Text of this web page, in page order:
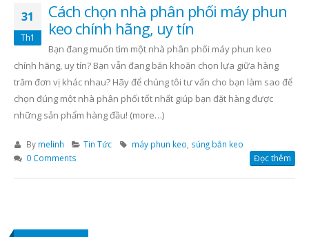
31
Th1
Cách chọn nhà phân phối máy phun
keo chính hãng, uy tín
Bạn đang muốn tìm một nhà phân phối máy phun keo
chính hãng, uy tín? Bạn vẫn đang băn khoăn chọn lựa giữa hàng
trăm đơn vị khác nhau? Hãy để chúng tôi tư vấn cho bạn làm sao để
chọn đúng một nhà phân phối tốt nhất giúp bạn đặt hàng được
những sản phẩm hàng đầu! (more…)
By melinh Tin Tức máy phun keo, súng bắn keo
0 Comments
Đọc thêm